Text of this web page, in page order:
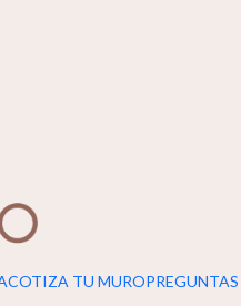
COTIZA TU MURO
sumar 5cm extra al ancho y alto